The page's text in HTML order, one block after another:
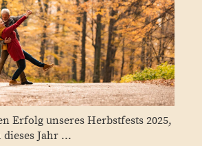
Erfolg unseres Herbstfests 2025,
Jahr ...